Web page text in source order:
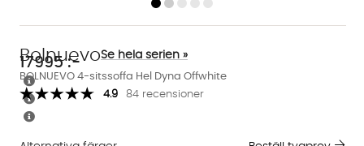
BOLNUEVO 4-sitssoffa Hel Dyna Offwhite
BolnuevoSe hela serien »
4.9 84 recensioner
17995:-